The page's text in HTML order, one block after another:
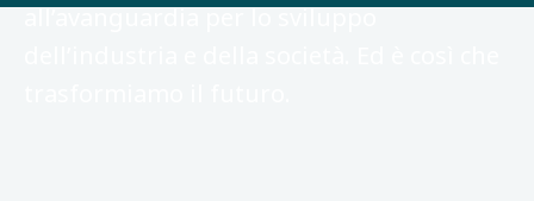
all’avanguardia per lo sviluppo